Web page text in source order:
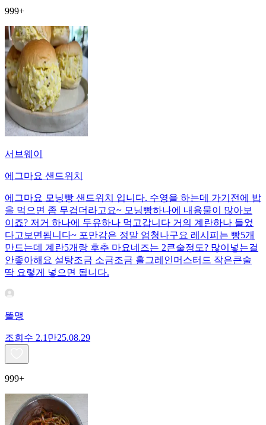
999+
서브웨이
에그마요 샌드위치
에그마요 모닝빵 샌드위치 입니다. 수영을 하는데 가기전에 밥
을 먹으면 좀 무겁더라고요~ 모닝빵하나에 내용물이 많아보
이죠? 저거 하나에 두유하나 먹고갑니다 거의 계란하나 들었
다고보면됩니다~ 포만감은 정말 엄청나구요 레시피는 빵5개
만드는데 계란5개랑 후추 마요네즈는 2큰술정도? 많이넣는걸
안좋아해요 설탕조금 소금조금 홀그레인머스터드 작은큰술
딱 요렇게 넣으면 됩니다.
똘맹
조회수 2.1만25.08.29
999+